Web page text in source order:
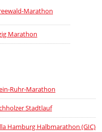
Marathon
Marathon
Ruhr-Marathon
Stadtlauf
Hamburg Halbmarathon (GIC)